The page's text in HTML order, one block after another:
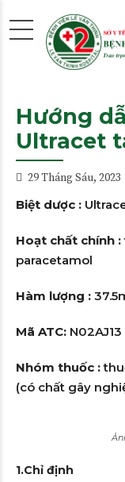
Hướng
Ultracet
29 Tháng Sáu, 2023
Biệt dược :
Hoạt chất chính :
paracetamol
Hàm lượng :
Mã ATC: N02AJ13
Nhóm thuốc :
(có chất gây
1.Chỉ định